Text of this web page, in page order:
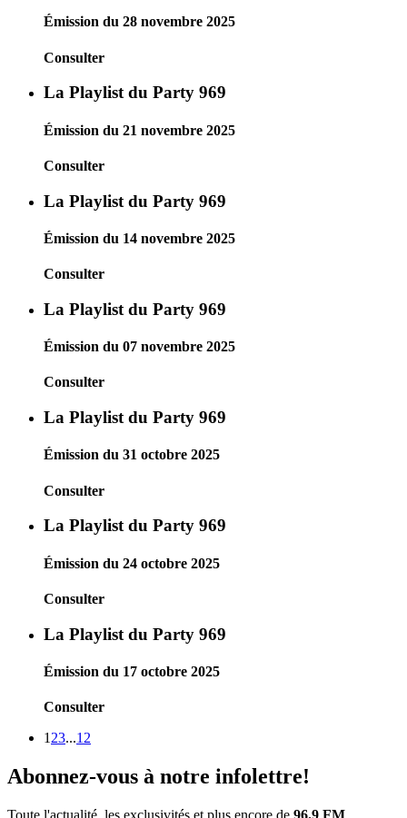
Émission du 28 novembre 2025
Consulter
La Playlist du Party 969
Émission du 21 novembre 2025
Consulter
La Playlist du Party 969
Émission du 14 novembre 2025
Consulter
La Playlist du Party 969
Émission du 07 novembre 2025
Consulter
La Playlist du Party 969
Émission du 31 octobre 2025
Consulter
La Playlist du Party 969
Émission du 24 octobre 2025
Consulter
La Playlist du Party 969
Émission du 17 octobre 2025
Consulter
1 23...12
Abonnez-vous à notre infolettre!
Toute l'actualité, les exclusivités et plus encore de 96.9 FM